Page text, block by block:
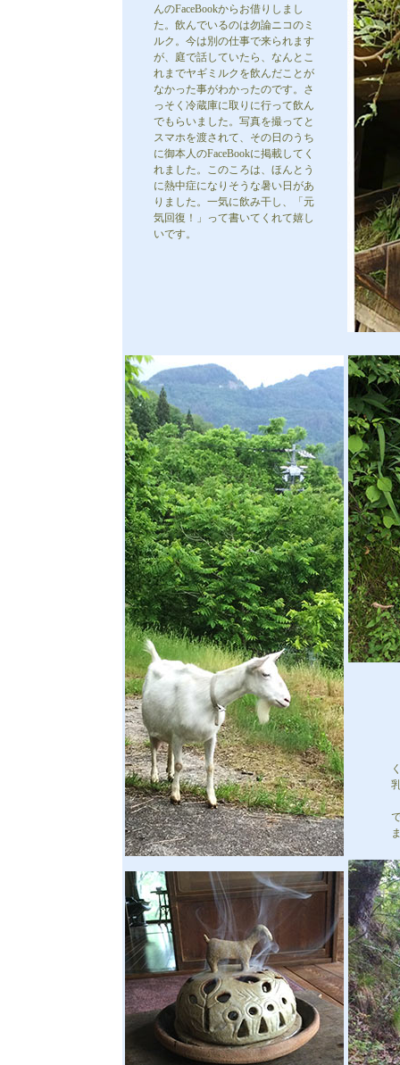
んのFaceBookからお借りしまし
た。飲んでいるのは勿論ニコのミ
ルク。今は別の仕事で来られます
が、庭で話していたら、なんとこ
れまでヤギミルクを飲んだことが
なかった事がわかったのです。さ
っそく冷蔵庫に取りに行って飲ん
でもらいました。写真を撮ってと
スマホを渡されて、その日のうち
に御本人のFaceBookに掲載してく
れました。このころは、ほんとう
に熱中症になりそうな暑い日があ
りました。一気に飲み干し、「元
気回復！」って書いてくれて嬉し
いです。